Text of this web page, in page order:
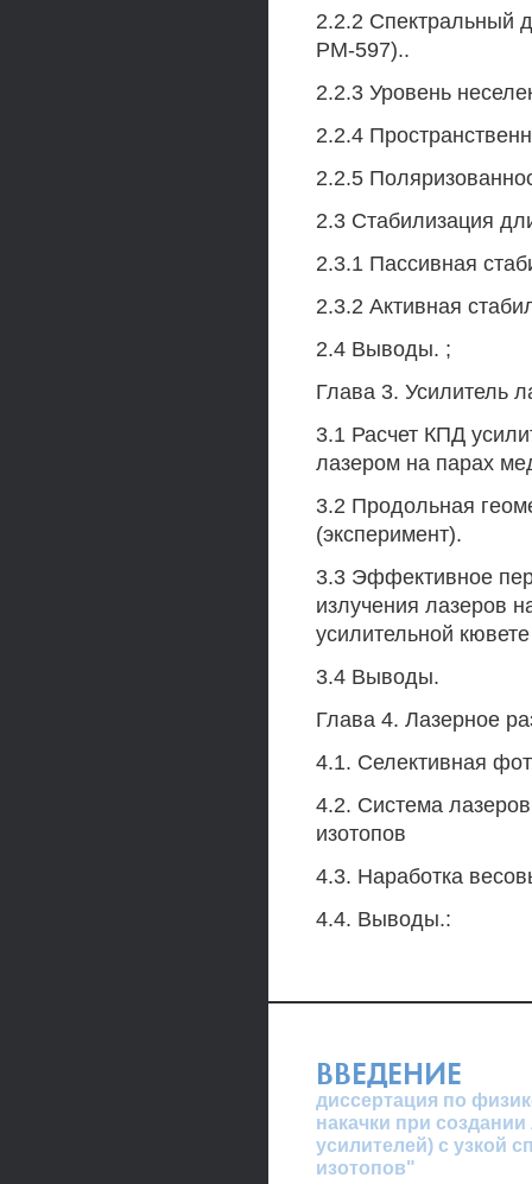
2.2.2 Спектральный
РМ-597)..
2.2.3 Уровень
2.2.4
2.2.5
2.3 Стабилизация
2.3.1 Пассивная
2.3.2 Активная
2.4 Выводы. ;
Глава 3. Усилитель
3.1 Расчет КПД
лазером на парах
3.2 Продольная
(эксперимент).
3.3 Эффективное
излучения лазеров
усилительной
3.4 Выводы.
Глава 4. Лазерное
4.1. Селективная
4.2. Система
изотопов
4.3. Наработка
4.4. Выводы.:
ВВЕДЕНИЕ
диссертация по
накачки при
усилителей) с узкой
изотопов"